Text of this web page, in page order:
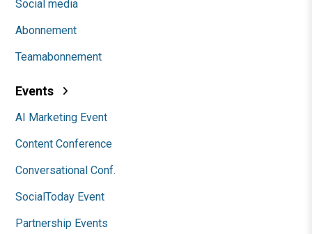
Social media
Abonnement
Teamabonnement
Events
AI Marketing Event
Content Conference
Conversational Conf.
SocialToday Event
Partnership Events